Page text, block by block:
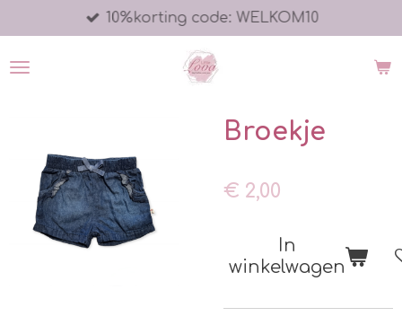
direct
naar
10%korting code: WELKOM10
Broekje
€ 2,00
In
winkelwagen